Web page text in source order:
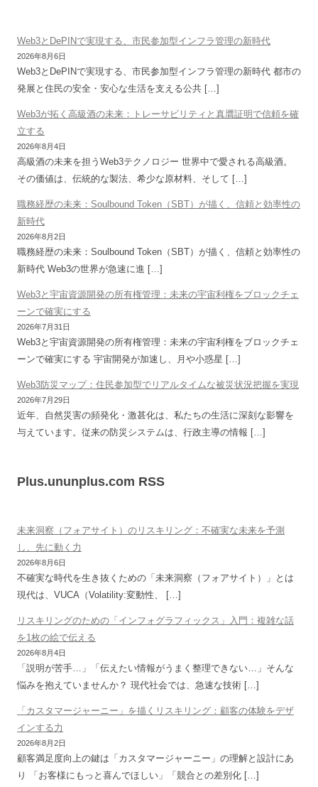
Web3とDePINで実現する、市民参加型インフラ管理の新時代
2026年8月6日
Web3とDePINで実現する、市民参加型インフラ管理の新時代 都市の
発展と住民の安全・安心な生活を支える公共 […]
Web3が拓く高級酒の未来：トレーサビリティと真贋証明で信頼を確
立する
2026年8月4日
高級酒の未来を担うWeb3テクノロジー 世界中で愛される高級酒。
その価値は、伝統的な製法、希少な原材料、そして […]
職務経歴の未来：Soulbound Token（SBT）が描く、信頼と効率性の
新時代
2026年8月2日
職務経歴の未来：Soulbound Token（SBT）が描く、信頼と効率性の
新時代 Web3の世界が急速に進 […]
Web3と宇宙資源開発の所有権管理：未来の宇宙利権をブロックチェ
ーンで確実にする
2026年7月31日
Web3と宇宙資源開発の所有権管理：未来の宇宙利権をブロックチェ
ーンで確実にする 宇宙開発が加速し、月や小惑星 […]
Web3防災マップ：住民参加型でリアルタイムな被災状況把握を実現
2026年7月29日
近年、自然災害の頻発化・激甚化は、私たちの生活に深刻な影響を
与えています。従来の防災システムは、行政主導の情報 […]
Plus.ununplus.com RSS
未来洞察（フォアサイト）のリスキリング：不確実な未来を予測
し、先に動く力
2026年8月6日
不確実な時代を生き抜くための「未来洞察（フォアサイト）」とは
現代は、VUCA（Volatility:変動性、 […]
リスキリングのための「インフォグラフィックス」入門：複雑な話
を1枚の絵で伝える
2026年8月4日
「説明が苦手…」「伝えたい情報がうまく整理できない…」そんな
悩みを抱えていませんか？ 現代社会では、急速な技術 […]
「カスタマージャーニー」を描くリスキリング：顧客の体験をデザ
インする力
2026年8月2日
顧客満足度向上の鍵は「カスタマージャーニー」の理解と設計にあ
り 「お客様にもっと喜んでほしい」「競合との差別化 […]